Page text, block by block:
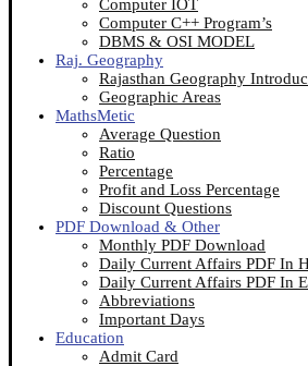
Computer IOT
Computer C++ Program’s
DBMS & OSI MODEL
Raj. Geography
Rajasthan Geography
Geographic Areas
MathsMetic
Average Question
Ratio
Percentage
Profit and Loss Percentage
Discount Questions
PDF Download & Other
Monthly PDF Download
Daily Current Affairs PDF In
Daily Current Affairs PDF In
Abbreviations
Important Days
Education
Admit Card